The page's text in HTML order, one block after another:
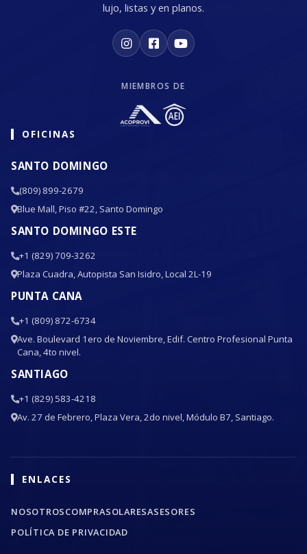
lujo, listas y en planos.
MIEMBROS DE
OFICINAS
SANTO DOMINGO
(809) 899-2679
Blue Mall, Piso #22, Santo Domingo
SANTO DOMINGO ESTE
+1 (829) 709-3262
Plaza Cuadra, Autopista San Isidro, Local 2L-19
PUNTA CANA
+1 (809) 872-6734
Ave. Boulevard 1ero de Noviembre, Edif. Centro Profesional Punta
Cana, 4to nivel.
SANTIAGO
+1 (829) 583-4218
Av. 27 de Febrero, Plaza Vera, 2do nivel, Módulo B7, Santiago.
ENLACES
NOSOTROSCOMPRASOLARESASESORES
POLÍTICA DE PRIVACIDAD